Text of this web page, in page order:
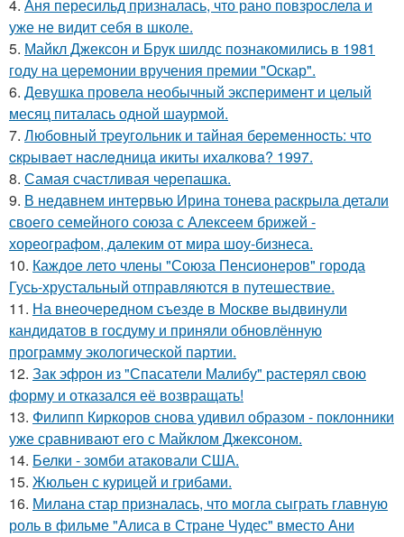
4. Аня пересильд призналась, что рано повзрослела и
уже не видит себя в школе.
5. Майкл Джексон и Брук шилдс познакомились в 1981
году на церемонии вручения премии "Оскар".
6. Девушка провела необычный эксперимент и целый
месяц питалась одной шаурмой.
7. Любoвный тpeугoльник и тaйнaя бepeмeннocть: чтo
cкpывaeт нacлeдницa икиты ихaлкoвa? 1997.
8. Самая счастливая черепашка.
9. В недавнем интервью Ирина тонева раскрыла детали
своего семейного союза с Алексеем брижей -
хореографом, далеким от мира шоу-бизнеса.
10. Каждое лето члены "Союза Пенсионеров" города
Гусь-хрустальный отправляются в путешествие.
11. На внеочередном съезде в Москве выдвинули
кандидатов в госдуму и приняли обновлённую
программу экологической партии.
12. Зак эфрон из "Спасатели Малибу" растерял свою
форму и отказался её возвращать!
13. Филипп Киркоров снова удивил образом - поклонники
уже сравнивают его с Майклом Джексоном.
14. Белки - зомби атаковали США.
15. Жюльен с курицей и грибами.
16. Милана стар призналась, что могла сыграть главную
роль в фильме "Алиса в Стране Чудес" вместо Ани